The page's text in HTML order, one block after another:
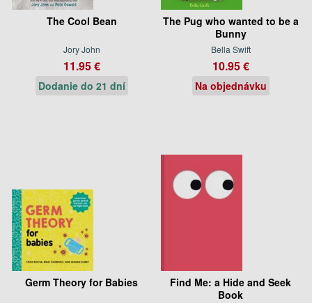
The Cool Bean
Jory John
11.95 €
Dodanie do 21 dní
The Pug who wanted to be a
Bunny
Bella Swift
10.95 €
Na objednávku
Germ Theory for Babies
Find Me: a Hide and Seek
Book